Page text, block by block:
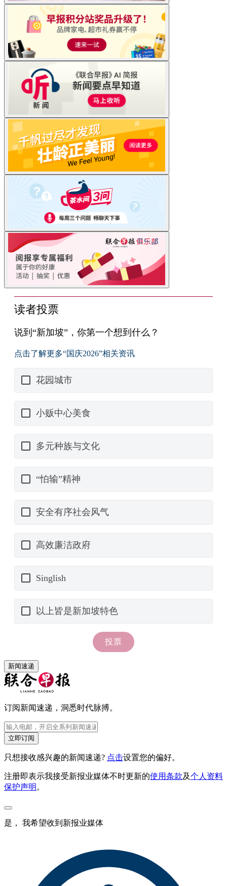
新闻速递
订阅新闻速递，洞悉时代脉搏。
立即订阅
只想接收感兴趣的新闻速递? 点击设置您的偏好。
注册即表示我接受新报业媒体不时更新的使用条款及个人资料
保护声明 。
是， 我希望收到新报业媒体